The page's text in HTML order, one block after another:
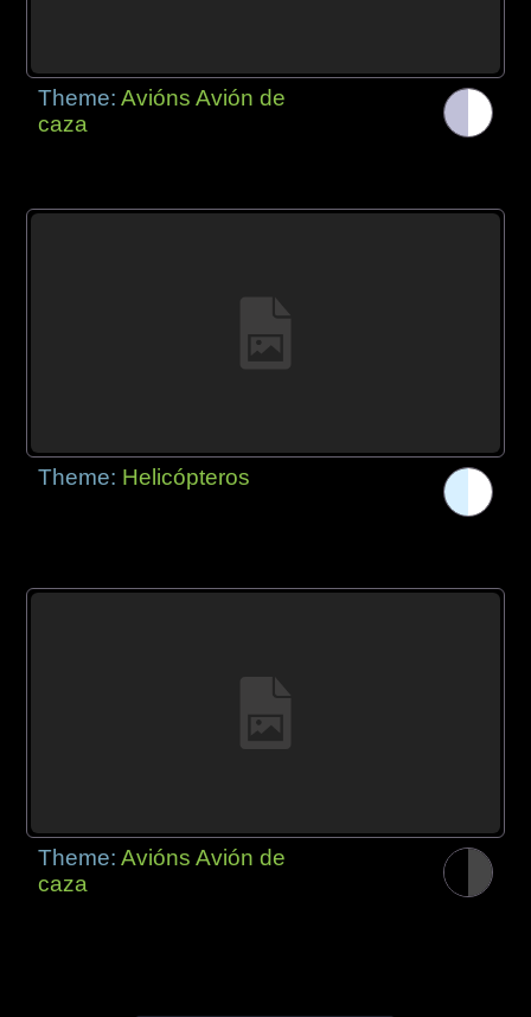
Theme:Avións Avión de
caza
Theme: Helicópteros
Theme:Avións Avión de
caza